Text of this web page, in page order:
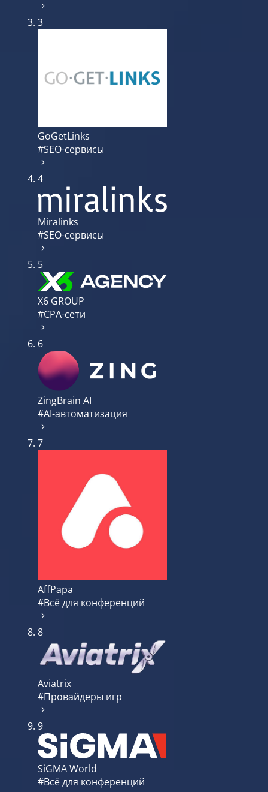
3
GoGetLinks
#SEO-сервисы
4
Miralinks
#SEO-сервисы
5
X6 GROUP
#CPA-сети
6
ZingBrain AI
#AI-автоматизация
7
AffPapa
#Всё для конференций
8
Aviatrix
#Провайдеры игр
9
SiGMA World
#Всё для конференций